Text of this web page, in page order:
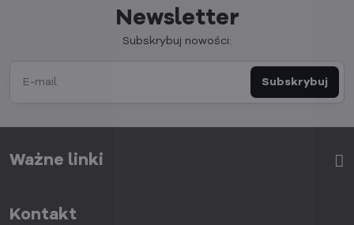
Newsletter
Subskrybuj nowości:
Subskrybuj
Ważne linki
Kontakt